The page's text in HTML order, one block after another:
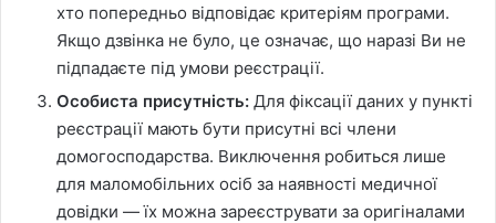
хто попередньо відповідає критеріям програми.
Якщо дзвінка не було, це означає, що наразі Ви не
підпадаєте під умови реєстрації.
Особиста присутність: Для фіксації даних у пункті
реєстрації мають бути присутні всі члени
домогосподарства. Виключення робиться лише
для маломобільних осіб за наявності медичної
довідки — їх можна зареєструвати за оригіналами